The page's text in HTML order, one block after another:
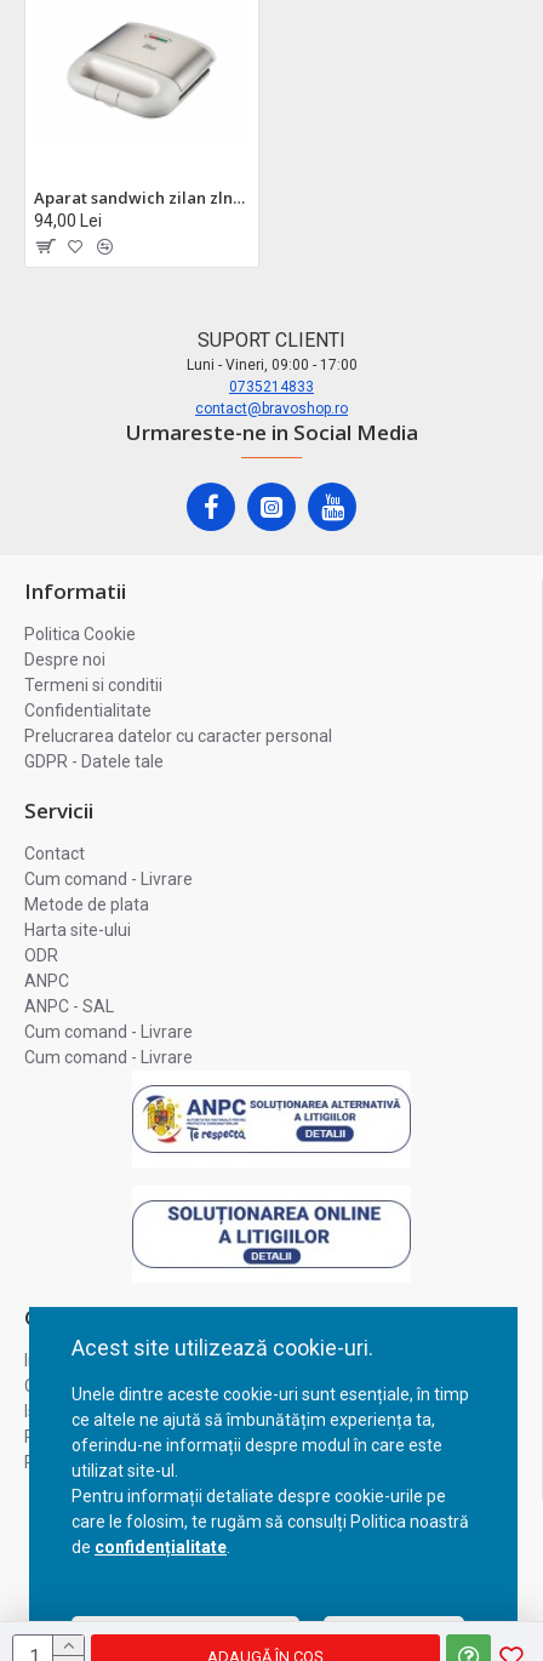
Acest site utilizează cookie-uri.
Unele dintre aceste cookie-uri sunt esențiale, în timp
ce altele ne ajută să îmbunătățim experiența ta,
oferindu-ne informații despre modul în care este
utilizat site-ul.
Pentru informații detaliate despre cookie-urile pe
care le folosim, te rugăm să consulți Politica noastră
de confidențialitate
Acceptă setările curente Configurează
ADAUGĂ ÎN COŞ
Aparat sandwich zilan zln1689 - 800w, termostat automat, protectie supraincalzire, placi antiaderente
94,00 Lei
SUPORT CLIENTI
Luni - Vineri, 09:00 - 17:00
0735214833
contact@bravoshop.ro
Urmareste-ne in Social Media
Informatii
Politica Cookie
Despre noi
Termeni si conditii
Confidentialitate
Prelucrarea datelor cu caracter personal
GDPR - Datele tale
Servicii
Contact
Cum comand - Livrare
Metode de plata
Harta site-ului
ODR
ANPC
ANPC - SAL
Cum comand - Livrare
Cum comand - Livrare
Contul Meu
Inregistrare
Contul meu
Istoric comenzi
Recuperare parola
Returnare produs